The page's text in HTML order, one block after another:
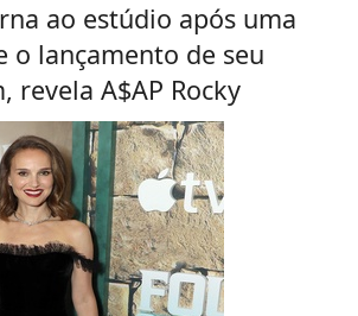
ao estúdio após uma
o lançamento de seu
revela A$AP Rocky